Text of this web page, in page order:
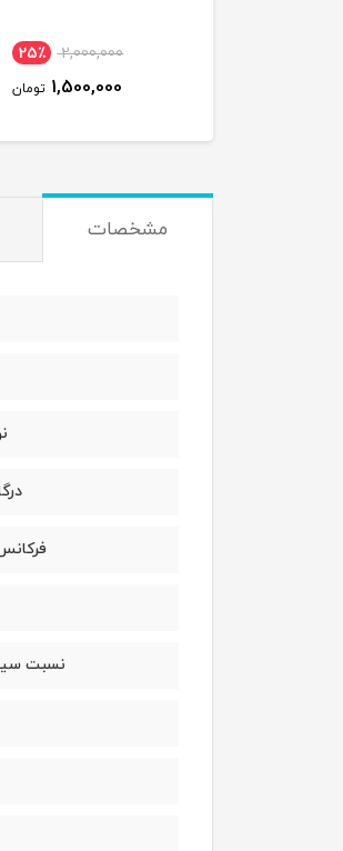
2,000,000 25٪
1,500,000 تومان
مشخصات
نسبت